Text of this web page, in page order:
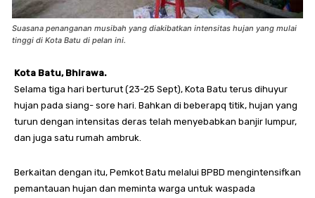
Suasana penanganan musibah yang diakibatkan intensitas hujan yang mulai
tinggi di Kota Batu di pelan ini.
Kota Batu, Bhirawa.
Selama tiga hari berturut (23-25 Sept), Kota Batu terus dihuyur
hujan pada siang- sore hari. Bahkan di beberapq titik, hujan yang
turun dengan intensitas deras telah menyebabkan banjir lumpur,
dan juga satu rumah ambruk.
Berkaitan dengan itu, Pemkot Batu melalui BPBD mengintensifkan
pemantauan hujan dan meminta warga untuk waspada